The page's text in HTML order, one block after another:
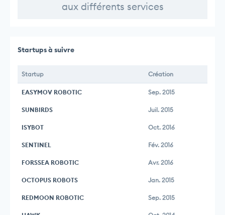
aux différents services
Startups à suivre
Startup Création
EASYMOV ROBOTIC Sep. 2015
SUNBIRDS Juil. 2015
ISYBOT Oct. 2016
SENTINEL Fév. 2016
FORSSEA ROBOTIC Avr. 2016
OCTOPUS ROBOTS Jan. 2015
REDMOON ROBOTIC Sep. 2015